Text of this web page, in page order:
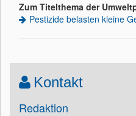
Zum Titelthema der
Pestizide belasten kleine
Kontakt
Redaktion